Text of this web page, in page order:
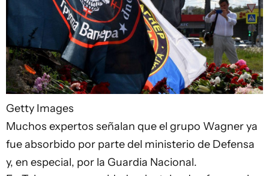
Getty Images
Muchos expertos señalan que el grupo Wagner ya
fue absorbido por parte del ministerio de Defensa
y, en especial, por la Guardia Nacional.